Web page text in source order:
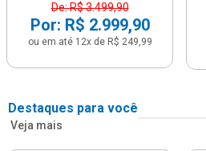
De: R$ 3.499,90
Por: R$ 2.999,90
ou em até 12x de R$ 249,99
Destaques para você
Veja mais